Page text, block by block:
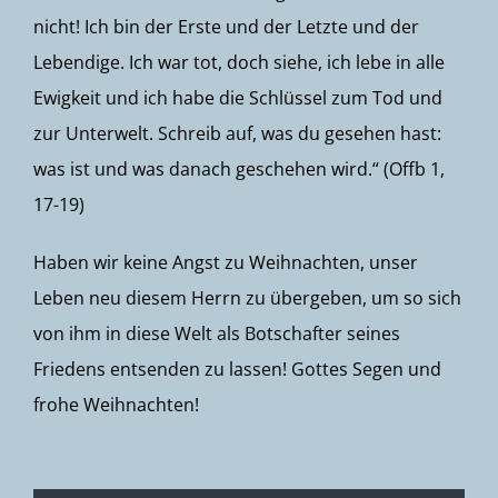
nicht! Ich bin der Erste und der Letzte und der
Lebendige. Ich war tot, doch siehe, ich lebe in alle
Ewigkeit und ich habe die Schlüssel zum Tod und
zur Unterwelt. Schreib auf, was du gesehen hast:
was ist und was danach geschehen wird.“ (Offb 1,
17-19)
Haben wir keine Angst zu Weihnachten, unser
Leben neu diesem Herrn zu übergeben, um so sich
von ihm in diese Welt als Botschafter seines
Friedens entsenden zu lassen! Gottes Segen und
frohe Weihnachten!